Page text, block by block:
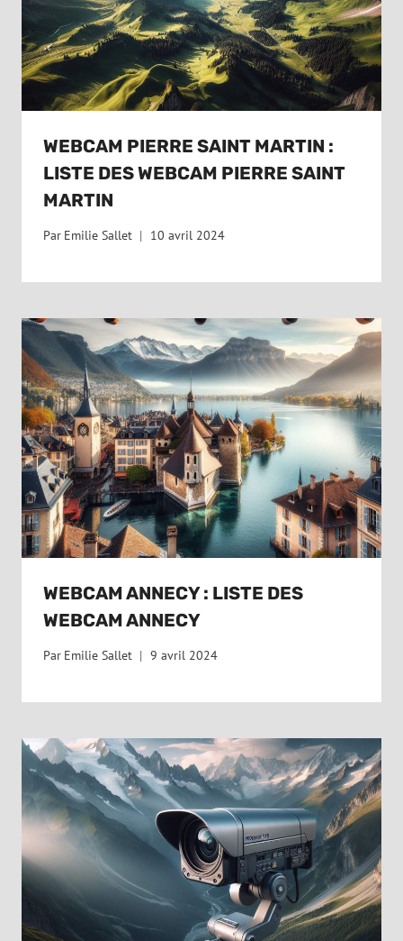
WEBCAM PIERRE SAINT MARTIN :
LISTE DES WEBCAM PIERRE SAINT
MARTIN
Par Emilie Sallet 10 avril 2024
WEBCAM ANNECY : LISTE DES
WEBCAM ANNECY
Par Emilie Sallet 9 avril 2024